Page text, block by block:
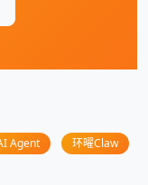
Agent
环曜Claw